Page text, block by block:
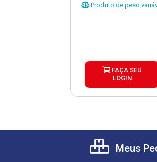
Produto de peso
FAÇA SEU
LOGIN
Meus